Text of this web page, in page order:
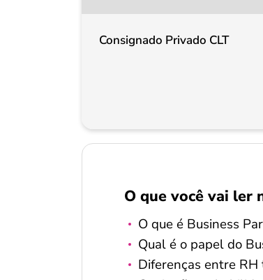
Consignado Privado CLT
O que você vai ler
O que é Business
Qual é o papel do
Diferenças entre